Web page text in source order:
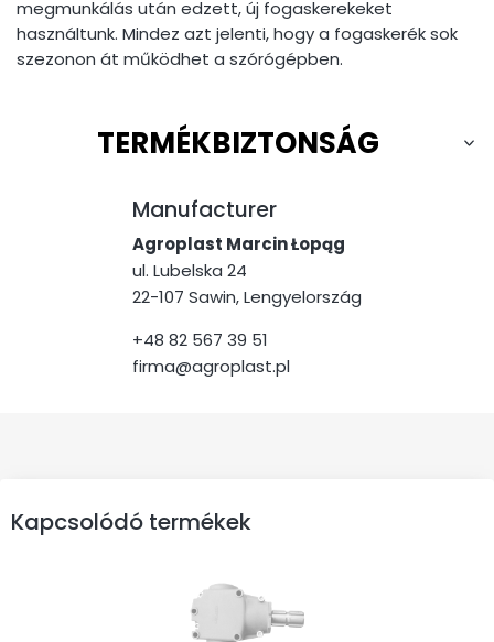
megmunkálás után edzett, új fogaskerekeket
használtunk. Mindez azt jelenti, hogy a fogaskerék sok
szezonon át működhet a szórógépben.
TERMÉKBIZTONSÁG
Manufacturer
Agroplast Marcin Łopąg
ul. Lubelska 24
22-107 Sawin, Lengyelország
+48 82 567 39 51
firma@agroplast.pl
Kapcsolódó termékek